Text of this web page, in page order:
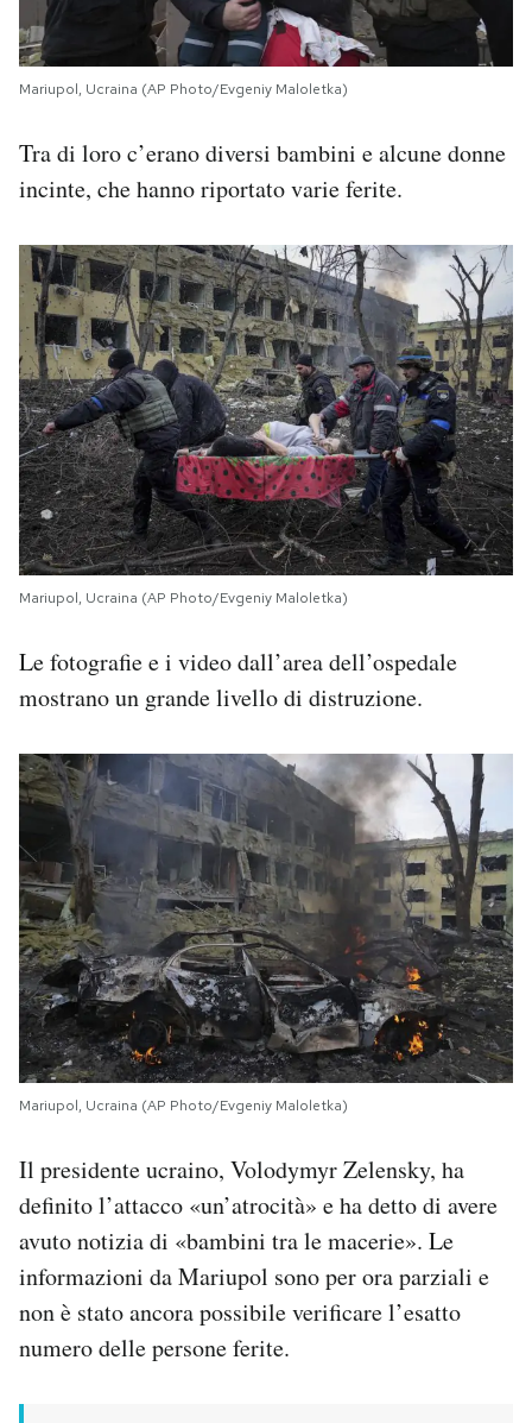
Mariupol, Ucraina (AP Photo/Evgeniy Maloletka)
Tra di loro c’erano diversi bambini e alcune donne
incinte, che hanno riportato varie ferite.
Mariupol, Ucraina (AP Photo/Evgeniy Maloletka)
Le fotografie e i video dall’area dell’ospedale
mostrano un grande livello di distruzione.
Mariupol, Ucraina (AP Photo/Evgeniy Maloletka)
Il presidente ucraino, Volodymyr Zelensky, ha
definito l’attacco «un’atrocità» e ha detto di avere
avuto notizia di «bambini tra le macerie». Le
informazioni da Mariupol sono per ora parziali e
non è stato ancora possibile verificare l’esatto
numero delle persone ferite.